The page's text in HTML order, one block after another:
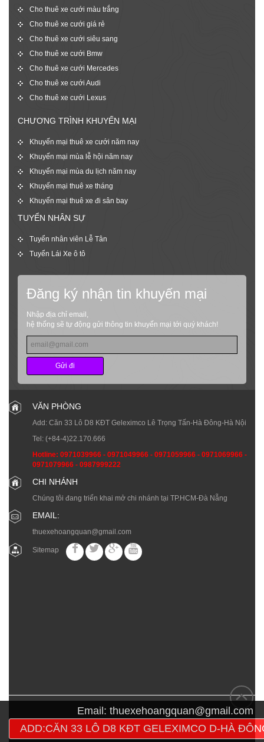
Cho thuê xe cưới màu trắng
Cho thuê xe cưới giá rẻ
Cho thuê xe cưới siêu sang
Cho thuê xe cưới Bmw
Cho thuê xe cưới Mercedes
Cho thuê xe cưới Audi
Cho thuê xe cưới Lexus
CHƯƠNG TRÌNH KHUYẾN MẠI
Khuyến mại thuê xe cưới năm nay
Khuyến mại mùa lễ hội năm nay
Khuyến mại mùa du lịch năm nay
Khuyến mại thuê xe tháng
Khuyến mại thuê xe đi sân bay
TUYỂN NHÂN SỰ
Tuyển nhân viên Lễ Tân
Tuyển Lái Xe ô tô
Đăng ký nhận tin khuyến mại
Nhập địa chỉ email,
hệ thống sẽ tự động gửi thông tin khuyến mại tới quý khách!
Gửi đi
VĂN PHÒNG
Add: Căn 33 Lô D8 KĐT Geleximco Lê Trọng Tấn-Hà Đông-Hà Nội
Tel: (+84-4)22.170.666
Hotline: 0971039966 - 0971049966 - 0971059966 - 0971069966 -
0971079966 - 0987999222
CHI NHÁNH
Chúng tôi đang triển khai mở chi nhánh tại TP.HCM-Đà Nẵng
EMAIL:
thuexehoangquan@gmail.com
Sitemap
Email: thuexehoangquan@gmail.com
ADD:CĂN 33 LÔ D8 KĐT GELEXIMCO D-HÀ